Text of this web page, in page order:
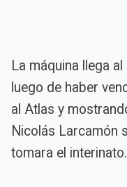
La máquina llega
luego de haber
al Atlas y
Nicolás Larcamón
tomara el interinato.